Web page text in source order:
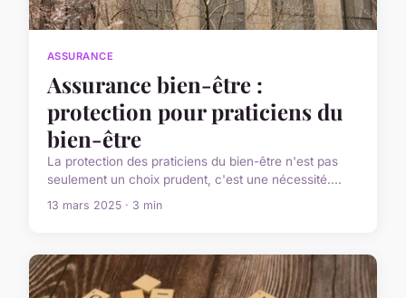
ASSURANCE
Assurance bien-être :
protection pour praticiens du
bien-être
La protection des praticiens du bien-être n'est pas
seulement un choix prudent, c'est une nécessité....
13 mars 2025 · 3 min